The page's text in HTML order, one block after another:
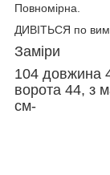
Повномірна.
ДИВІТЬСЯ по
Заміри
104 довжина
ворота 44, з
см-